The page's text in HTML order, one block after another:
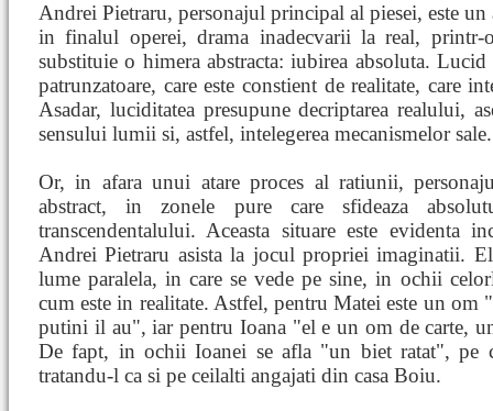
Andrei Pietraru, personajul principal al piesei, este
in finalul operei, drama inadecvarii la real,
substituie o himera abstracta: iubirea absoluta.
patrunzatoare, care este constient de realitate, care
Asadar, luciditatea presupune decriptarea realului,
sensului lumii si, astfel, intelegerea mecanismelor sale.
Or, in afara unui atare proces al ratiunii,
abstract, in zonele pure care sfideaza
transcendentalului. Aceasta situare este evidenta
Andrei Pietraru asista la jocul propriei imaginatii.
lume paralela, in care se vede pe sine, in ochii
cum este in realitate. Astfel, pentru Matei este un om
putini il au", iar pentru Ioana "el e un om de carte,
De fapt, in ochii Ioanei se afla "un biet ratat", pe
tratandu-l ca si pe ceilalti angajati din casa Boiu.